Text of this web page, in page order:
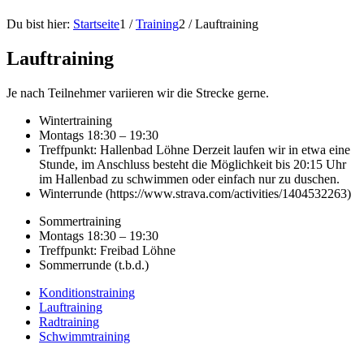
Du bist hier: Startseite1 / Training2 / Lauftraining
Lauftraining
Je nach Teilnehmer variieren wir die Strecke gerne.
Wintertraining
Montags 18:30 – 19:30
Treffpunkt: Hallenbad Löhne Derzeit laufen wir in etwa eine
Stunde, im Anschluss besteht die Möglichkeit bis 20:15 Uhr
im Hallenbad zu schwimmen oder einfach nur zu duschen.
Winterrunde (https://www.strava.com/activities/1404532263)
Sommertraining
Montags 18:30 – 19:30
Treffpunkt: Freibad Löhne
Sommerrunde (t.b.d.)
Konditionstraining
Lauftraining
Radtraining
Schwimmtraining